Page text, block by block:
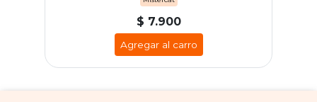
$ 7.900
Agregar al carro